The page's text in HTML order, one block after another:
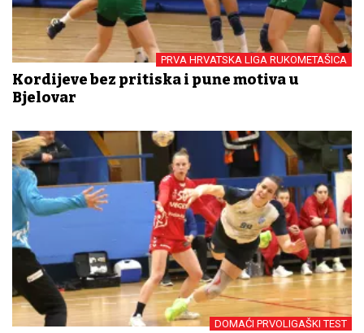
PRVA HRVATSKA LIGA RUKOMETAŠICA
Kordijeve bez pritiska i pune motiva u
Bjelovar
DOMAĆI PRVOLIGAŠKI TEST